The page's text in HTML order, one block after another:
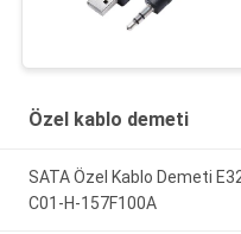
Özel kablo demeti
SATA Özel Kablo Demeti
C01-H-157F100A